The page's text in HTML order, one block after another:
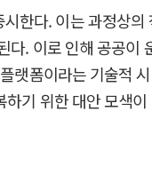
다. 이는 과정상
. 이로 인해 공공
랫폼이라는 기술적
기 위한 대안 모색